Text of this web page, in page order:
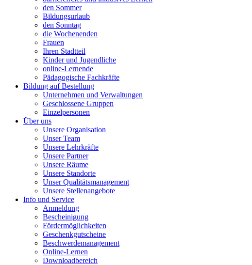
den Sommer
Bildungsurlaub
den Sonntag
die Wochenenden
Frauen
Ihren Stadtteil
Kinder und Jugendliche
online-Lernende
Pädagogische Fachkräfte
Bildung auf Bestellung
Unternehmen und Verwaltungen
Geschlossene Gruppen
Einzelpersonen
Über uns
Unsere Organisation
Unser Team
Unsere Lehrkräfte
Unsere Partner
Unsere Räume
Unsere Standorte
Unser Qualitätsmanagement
Unsere Stellenangebote
Info und Service
Anmeldung
Bescheinigung
Fördermöglichkeiten
Geschenkgutscheine
Beschwerdemanagement
Online-Lernen
Downloadbereich